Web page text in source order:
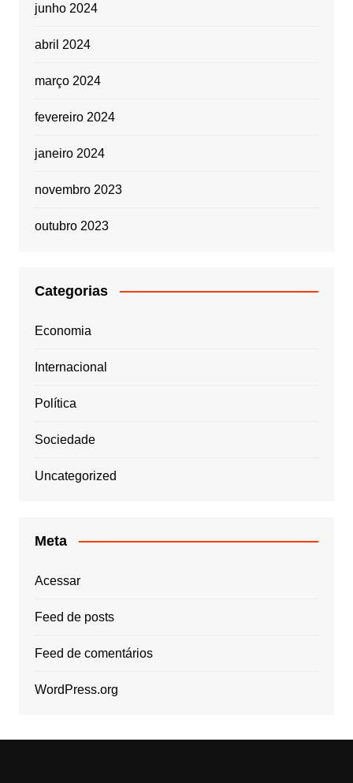
junho 2024
abril 2024
março 2024
fevereiro 2024
janeiro 2024
novembro 2023
outubro 2023
Categorias
Economia
Internacional
Política
Sociedade
Uncategorized
Meta
Acessar
Feed de posts
Feed de comentários
WordPress.org